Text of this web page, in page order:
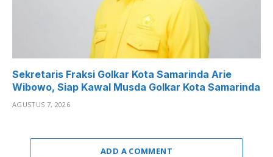
Sekretaris Fraksi Golkar Kota Samarinda Arie
Wibowo, Siap Kawal Musda Golkar Kota Samarinda
AGUSTUS 7, 2026
ADD A COMMENT